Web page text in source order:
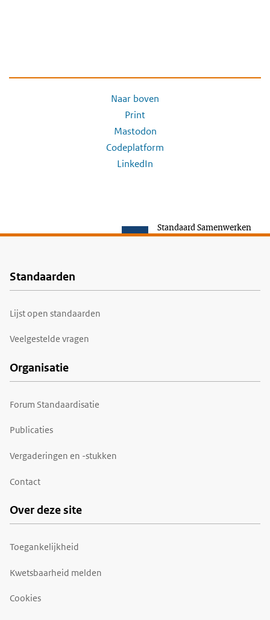
Naar boven
Print
Mastodon
Codeplatform
LinkedIn
Standaard Samenwerken
Voet
Standaarden
Lijst open standaarden
Veelgestelde vragen
Organisatie
Forum Standaardisatie
Publicaties
Vergaderingen en -stukken
Contact
Over deze site
Toegankelijkheid
Kwetsbaarheid melden
Cookies